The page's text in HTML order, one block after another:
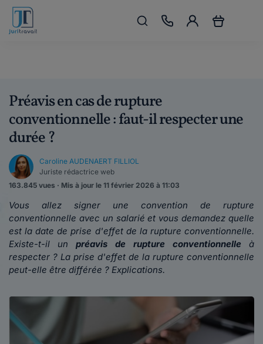
Préavis en cas de rupture
conventionnelle : faut-il respecter une
durée ?
Caroline AUDENAERT FILLIOL
Juriste rédactrice web
163.845 vues · Mis à jour le 11 février 2026 à 11:03
Vous allez signer une convention de rupture
conventionnelle avec un salarié et vous demandez quelle
est la date de prise d'effet de la rupture conventionnelle.
Existe-t-il un préavis de rupture conventionnelle à
respecter ? La prise d'effet de la rupture conventionnelle
peut-elle être différée ? Explications.